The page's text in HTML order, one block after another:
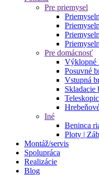
Pre priemysel
Pre domácnosť
Výklopné
Posuvné
Vstupná
Skladacie
Iné
Beninca
Ploty |
Montáž/servis
Spolupráca
Realizácie
Blog